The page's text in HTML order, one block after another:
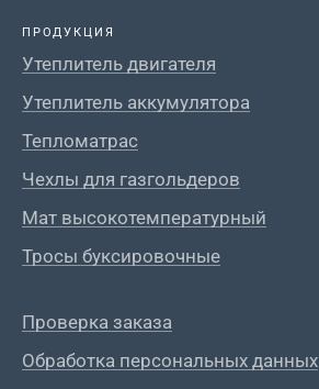
ПРОДУКЦИЯ
Утеплитель двигателя
Утеплитель аккумулятора
Тепломатрас
Чехлы для газгольдеров
Мат высокотемпературный
Тросы буксировочные
Проверка заказа
Обработка персональных данных